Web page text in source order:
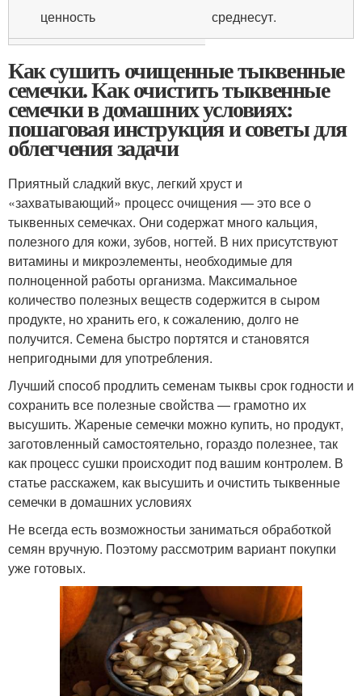
ценность
среднесут.
Как сушить очищенные тыквенные
семечки. Как очистить тыквенные
семечки в домашних условиях:
пошаговая инструкция и советы для
облегчения задачи
Приятный сладкий вкус, легкий хруст и
«захватывающий» процесс очищения — это все о
тыквенных семечках. Они содержат много кальция,
полезного для кожи, зубов, ногтей. В них присутствуют
витамины и микроэлементы, необходимые для
полноценной работы организма. Максимальное
количество полезных веществ содержится в сыром
продукте, но хранить его, к сожалению, долго не
получится. Семена быстро портятся и становятся
непригодными для употребления.
Лучший способ продлить семенам тыквы срок годности и
сохранить все полезные свойства — грамотно их
высушить. Жареные семечки можно купить, но продукт,
заготовленный самостоятельно, гораздо полезнее, так
как процесс сушки происходит под вашим контролем. В
статье расскажем, как высушить и очистить тыквенные
семечки в домашних условиях
Не всегда есть возможностьи заниматься обработкой
семян вручную. Поэтому рассмотрим вариант покупки
уже готовых.